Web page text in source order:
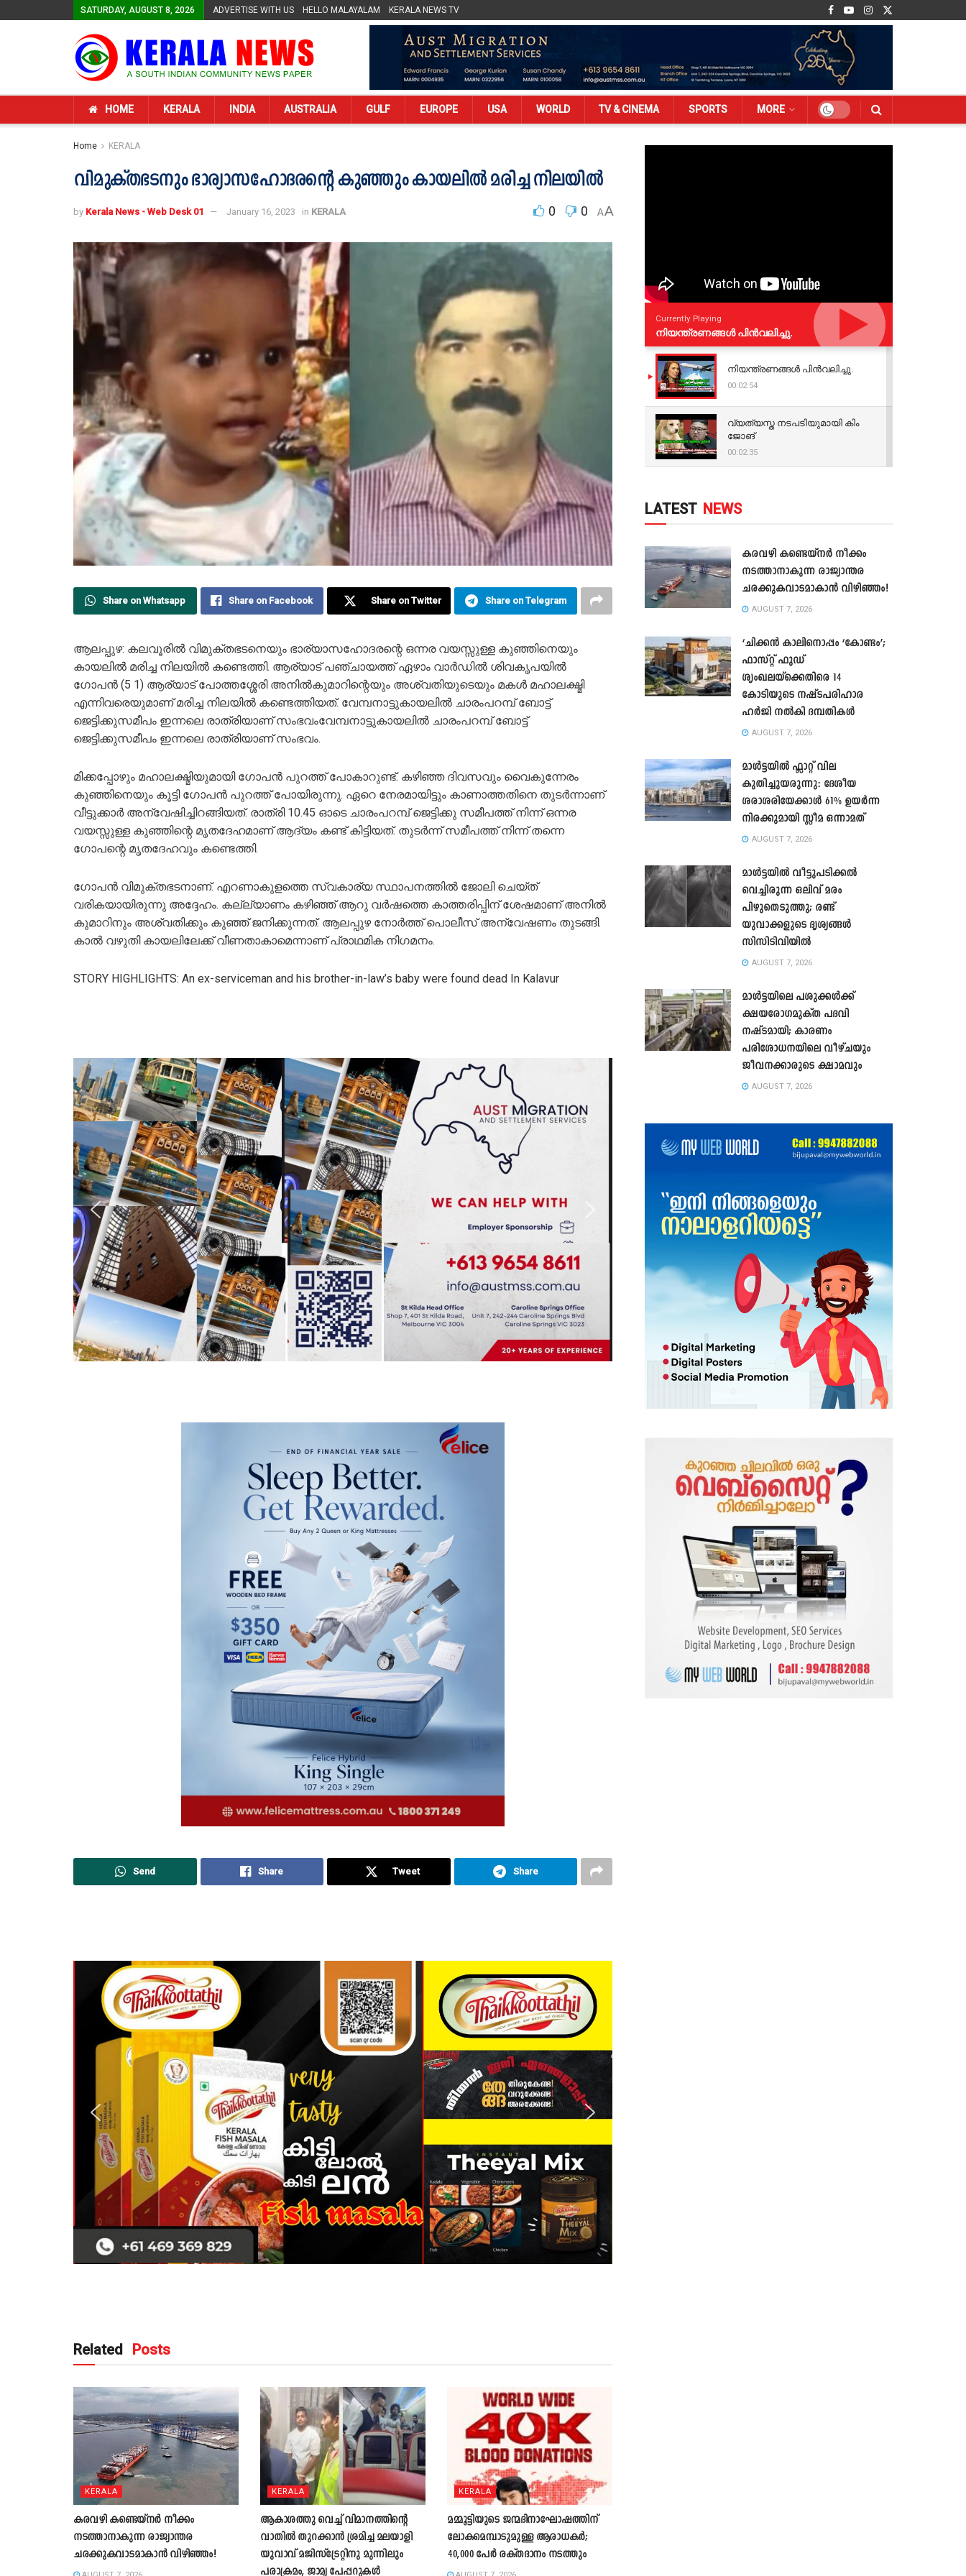
SATURDAY, AUGUST 8, 2026 ADVERTISE WITH US HELLO MALAYALAM KERALA NEWS TV
HOME KERALA INDIA AUSTRALIA GULF EUROPE USA WORLD TV & CINEMA SPORTS MORE
Home KERALA
വിമുക്തഭടനും ഭാര്യാസഹോദരന്റെ കുഞ്ഞും കായലില്‍ മരിച്ച നിലയില്‍
by Kerala News - Web Desk 01 January 16, 2023 in KERALA 0 0 AA
Share on Whatsapp Share on Facebook Share on Twitter Share on Telegram
ആലപ്പുഴ: കലവൂരില്‍ വിമുക്തഭടനെയും ഭാര്യാസഹോദരന്റെ ഒന്നര വയസ്സുള്ള കുഞ്ഞിനെയും
കായലില്‍ മരിച്ച നിലയില്‍ കണ്ടെത്തി. ആര്യാട് പഞ്ചായത്ത് ഏഴാം വാര്‍ഡില്‍ ശിവകൃപയില്‍
ഗോപന്‍ (5 1) ആര്യാട് പോത്തശ്ശേരി അനില്‍കുമാറിന്റെയും അശ്വതിയുടെയും മകള്‍ മഹാലക്ഷ്മി
എന്നിവരെയുമാണ് മരിച്ച നിലയില്‍ കണ്ടെത്തിയത്. വേമ്പനാട്ടുകായലില്‍ ചാരംപറമ്പ് ബോട്ട്
ജെട്ടിക്കുസമീപം ഇന്നലെ രാത്രിയാണ് സംഭവംവേമ്പനാട്ടുകായലില്‍ ചാരംപറമ്പ് ബോട്ട്
ജെട്ടിക്കുസമീപം ഇന്നലെ രാത്രിയാണ് സംഭവം.
മിക്കപ്പോഴും മഹാലക്ഷ്മിയുമായി ഗോപന്‍ പുറത്ത് പോകാറുണ്ട്. കഴിഞ്ഞ ദിവസവും വൈകുന്നേരം
കുഞ്ഞിനെയും കൂട്ടി ഗോപന്‍ പുറത്ത് പോയിരുന്നു. ഏറെ നേരമായിട്ടും കാണാത്തതിനെ തുടര്‍ന്നാണ്
വീട്ടുക്കാര്‍ അന്വേഷിച്ചിറങ്ങിയത്. രാത്രി 10.45 ഓടെ ചാരംപറമ്പ് ജെട്ടിക്കു സമീപത്ത് നിന്ന് ഒന്നര
വയസ്സുള്ള കുഞ്ഞിന്റെ മൃതദേഹമാണ് ആദ്യം കണ്ട് കിട്ടിയത്. തുടര്‍ന്ന് സമീപത്ത് നിന്ന് തന്നെ
ഗോപന്റെ മൃതദേഹവും കണ്ടെത്തി.
ഗോപന്‍ വിമുക്തഭടനാണ്. എറണാകുളത്തെ സ്വകാര്യ സ്ഥാപനത്തില്‍ ജോലി ചെയ്ത്
വരികയായിരുന്നു അദ്ദേഹം. കല്ല്യാണം കഴിഞ്ഞ് ആറു വര്‍ഷത്തെ കാത്തരിപ്പിന് ശേഷമാണ് അനില്‍
കുമാറിനും അശ്വതിക്കും കുഞ്ഞ് ജനിക്കുന്നത്. ആലപ്പുഴ നോര്‍ത്ത് പൊലീസ് അന്വേഷണം തുടങ്ങി.
കാല്‍ വഴുതി കായലിലേക്ക് വീണതാകാമെന്നാണ് പ്രാഥമിക നിഗമനം.
STORY HIGHLIGHTS: An ex-serviceman and his brother-in-law’s baby were found dead In Kalavur
Send Share Tweet Share
Related Posts
KERALA
കരവഴി കണ്ടെയ്നർ നീക്കം
നടത്താനാകുന്ന രാജ്യാന്തര
ചരക്കുകവാടമാകാൻ വിഴിഞ്ഞം!
KERALA
ആകാശത്തു വെച്ച് വിമാനത്തിന്റെ
വാതില്‍ തുറക്കാന്‍ ശ്രമിച്ച മലയാളി
യുവാവ് മജിസ്ട്രേറ്റിനു മുന്നിലും
പരാക്രമം, ജാമ്യ പേപ്പറുകൾ
KERALA
മമ്മൂട്ടിയുടെ ജന്മദിനാഘോഷത്തിന്
ലോകമെമ്പാടുമുള്ള ആരാധകർ;
40,000 പേർ രക്തദാനം നടത്തും
Currently Playing
നിയന്ത്രണങ്ങള്‍ പിന്‍വലിച്ചു.
നിയന്ത്രണങ്ങള്‍ പിന്‍വലിച്ചു.
00:02:54
വ്യത്യസ്ത നടപടിയുമായി കിം
ജോങ്
00:02:35
LATEST NEWS
കരവഴി കണ്ടെയ്നർ നീക്കം
നടത്താനാകുന്ന രാജ്യാന്തര
ചരക്കുകവാടമാകാൻ വിഴിഞ്ഞം!
AUGUST 7, 2026
‘ചിക്കൻ കാലിനൊപ്പം ‘കോണ്ടം’;
ഫാസ്റ്റ് ഫുഡ്
ശൃംഖലയ്ക്കെതിരെ 14
കോടിയുടെ നഷ്ടപരിഹാര
ഹർജി നൽകി ദമ്പതികൾ
AUGUST 7, 2026
മാൾട്ടയിൽ ഫ്ലാറ്റ് വില
കുതിച്ചുയരുന്നു: ദേശീയ
ശരാശരിയേക്കാൾ 61% ഉയർന്ന
നിരക്കുമായി സ്ലീമ ഒന്നാമത്
AUGUST 7, 2026
മാൾട്ടയിൽ വീട്ടുപടിക്കൽ
വെച്ചിരുന്ന ഒലിവ് മരം
പിഴുതെടുത്തു; രണ്ട്
യുവാക്കളുടെ ദൃശ്യങ്ങൾ
സിസിടിവിയിൽ
AUGUST 7, 2026
മാൾട്ടയിലെ പശുക്കൾക്ക്
ക്ഷയരോഗമുക്ത പദവി
നഷ്ടമായി; കാരണം
പരിശോധനയിലെ വീഴ്ചയും
ജീവനക്കാരുടെ ക്ഷാമവും
AUGUST 7, 2026